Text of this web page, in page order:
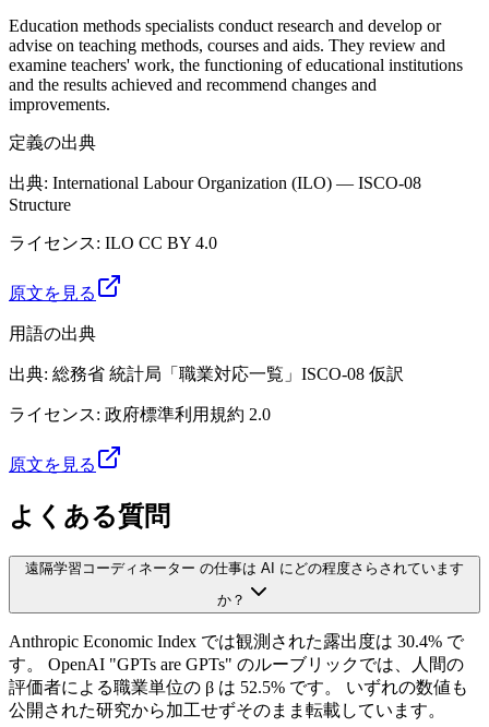
Education methods specialists conduct research and develop or
advise on teaching methods, courses and aids. They review and
examine teachers' work, the functioning of educational institutions
and the results achieved and recommend changes and
improvements.
定義の出典
出典: International Labour Organization (ILO) — ISCO-08
Structure
ライセンス: ILO CC BY 4.0
原文を見る
用語の出典
出典: 総務省 統計局「職業対応一覧」ISCO-08 仮訳
ライセンス: 政府標準利用規約 2.0
原文を見る
よくある質問
遠隔学習コーディネーター の仕事は AI にどの程度さらされています
か？
Anthropic Economic Index では観測された露出度は 30.4% で
す。 OpenAI "GPTs are GPTs" のルーブリックでは、人間の
評価者による職業単位の β は 52.5% です。 いずれの数値も
公開された研究から加工せずそのまま転載しています。